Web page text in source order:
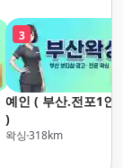
3
예인 ( 부산.전포1인
)
왁싱318km